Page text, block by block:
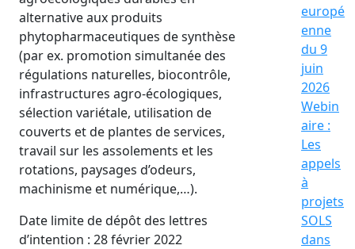
alternative aux produits
phytopharmaceutiques de synthèse
(par ex. promotion simultanée des
régulations naturelles, biocontrôle,
infrastructures agro-écologiques,
sélection variétale, utilisation de
couverts et de plantes de services,
travail sur les assolements et les
rotations, paysages d’odeurs,
machinisme et numérique,…).
Date limite de dépôt des lettres
d’intention : 28 février 2022
europé
enne
du 9
juin
2026
Webin
aire :
Les
appels
à
projets
SOLS
dans